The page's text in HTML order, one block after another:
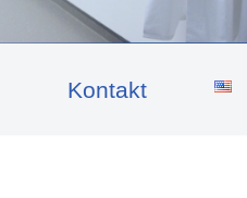
Kontakt